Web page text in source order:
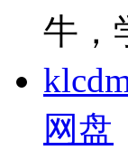
牛，
网盘